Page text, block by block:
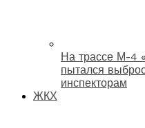
На трассе М-4
пытался
инспекторам
ЖКХ